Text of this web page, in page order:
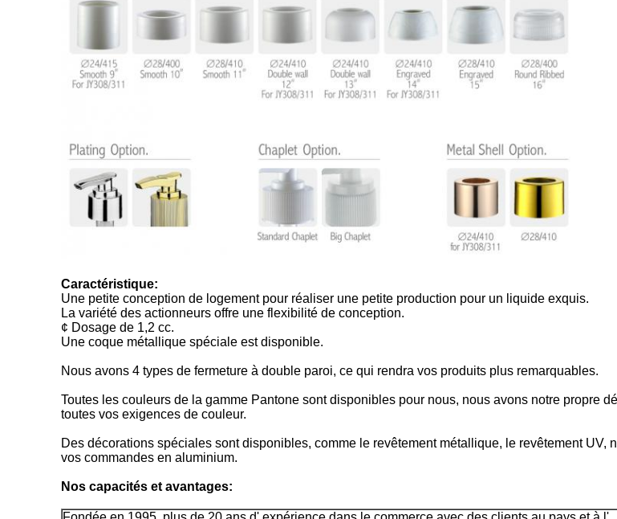
Caractéristique:
Une petite conception de logement pour réaliser une petite production pour un liquide exquis.
La variété des actionneurs offre une flexibilité de conception.
¢ Dosage de 1,2 cc.
Une coque métallique spéciale est disponible.
Nous avons 4 types de fermeture à double paroi, ce qui rendra vos produits plus remarquables.
Toutes les couleurs de la gamme Pantone sont disponibles pour nous, nous avons notre propre
toutes vos exigences de couleur.
Des décorations spéciales sont disponibles, comme le revêtement métallique, le revêtement
vos commandes en aluminium.
Nos capacités et avantages: